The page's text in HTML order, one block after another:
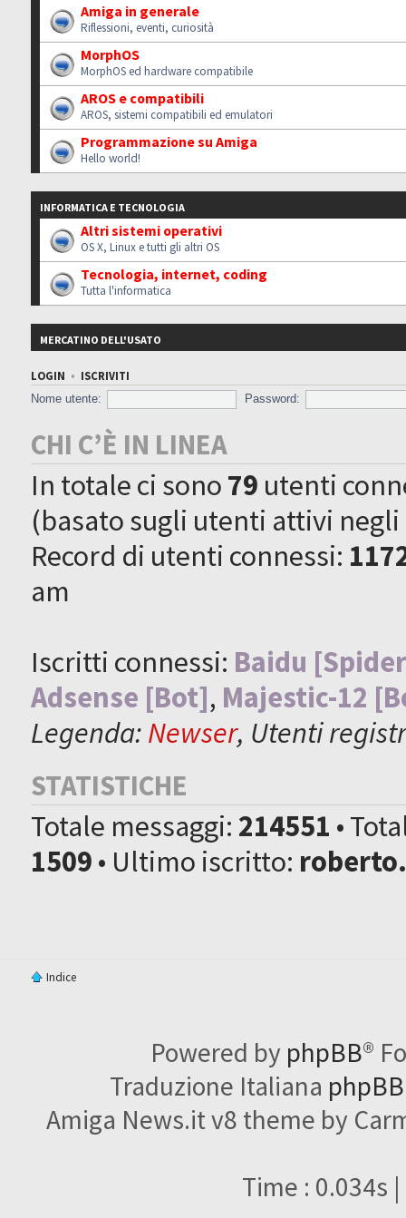
Amiga in generale
Riflessioni, eventi, curiosità
MorphOS
MorphOS ed hardware compatibile
AROS e compatibili
AROS, sistemi compatibili ed emulatori
Programmazione su Amiga
Hello world!
INFORMATICA E TECNOLOGIA
Altri sistemi operativi
OS X, Linux e tutti gli altri OS
Tecnologia, internet, coding
Tutta l'informatica
MERCATINO DELL'USATO
LOGIN • ISCRIVITI
Nome utente:
Password:
CHI C’È IN LINEA
In totale ci sono79 utenti
(basato sugli utenti attivi
Record di utenti connessi:
am
Iscritti connessi: Baidu
Adsense [Bot], Majestic-12
Legenda:Newser, Utenti
STATISTICHE
Totale messaggi: 214551 •
1509• Ultimo iscritto:
Indice
Powered by phpBB®
Traduzione Italiana
Amiga News.it v8 theme by
Time : 0.034s